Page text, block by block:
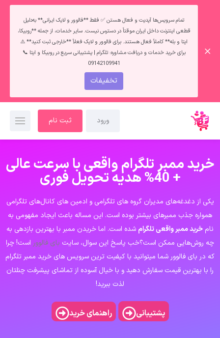
تمام سرویس‌ها آپدیت و فعال هستن ✅ فقط **فالوور و لایک ایرانی** به‌دلیل
قطعی اینترنت داخل ایران موقتاً در دسترس نیست. سایر خدمات، از جمله **روبیکا،
ایتا و بله** کاملاً فعال هستند. برای فالوور و لایک فعلاً **خارجی ثبت کنید** ⚠️
برای خرید خدمات و دریافت مشاوره: تلگرام | پشتیبانی سریع در روبیکا و ایتا 📞
09142109941
تخفیفات
ورود ثبت نام
خرید ممبر تلگرام واقعی با سرعت عالی
+ 40% هدیه تحویل فوری
یکی از دغدغه‌های مدیران گروه‌ های تلگرامی و ادمین‌ های کانال‌های تلگرامی
همواره جذب ممبرهای بیشتر بوده است. این مساله باعث ایجاد مفهومی به
نام خرید ممبر واقعی تلگرام شده است. اما خریدن ممبر با بهترین بازدهی به
چه روش‌هایی ممکن است؟خب پاسخ این سوال، سایت بای فالوور است! چرا
که در بای فالوور شما میتوانید با کیفیت ترین سرویس های خرید ممبر تلگرام
را با بهترین قیمت سفارش دهید و با خیال آسوده از تماشای پیشرفت چنلتان
لذت ببرید!
پشتیبانی راهنمای خرید